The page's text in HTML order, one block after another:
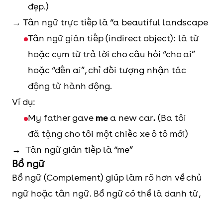
đẹp.)
→ Tân ngữ trực tiếp là “a beautiful landscape
Tân ngữ gián tiếp (indirect object): là từ
hoặc cụm từ trả lời cho câu hỏi “cho ai”
hoặc “đến ai”, chỉ đối tượng nhận tác
động từ hành động.
Ví dụ:
My father gave me a new car. (Ba tôi
đã tặng cho tôi một chiếc xe ô tô mới)
→ Tân ngữ gián tiếp là “me”
Bổ ngữ
Bổ ngữ (Complement) giúp làm rõ hơn về chủ
ngữ hoặc tân ngữ. Bổ ngữ có thể là danh từ,